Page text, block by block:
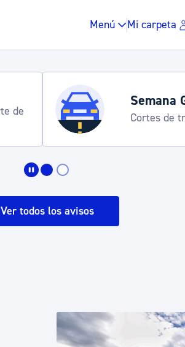
Menú Mi carpeta
Espacio público,
Desarrollo económico
Horarios
Udalinfo,
Urgull,
Ver todos los avisos